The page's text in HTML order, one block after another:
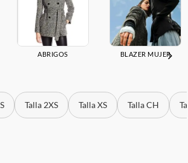
ABRIGOS BLAZER MUJER
Talla 2XS Talla XS Talla CH